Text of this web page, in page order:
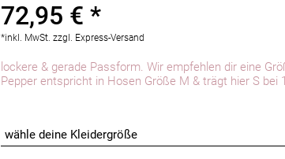
72,95 € *
*inkl. MwSt.zzgl. Express-Versand
lockere & gerade Passform. Wir empfehlen dir eine
Pepper entspricht in Hosen Größe M & trägt hier S bei